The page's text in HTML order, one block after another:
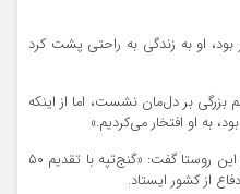
بود، او به زندگی به راحتی پشت کرد
بر دل‌مان نشست، اما از اینکه
به او افتخار می‌کردیم.»
او همچنین از ایثارگری‌های دیگر جوانان این روستا گفت: «گنج‌تپه با تقدیم ۵۰
از کشور ایستاد.